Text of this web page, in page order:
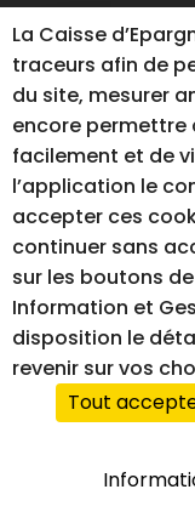
La Caisse
traceurs afin de
du site, mesurer
encore permettre
facilement et de
l’application le
accepter ces
continuer sans
sur les boutons
Information et
disposition le
revenir sur vos
Tout